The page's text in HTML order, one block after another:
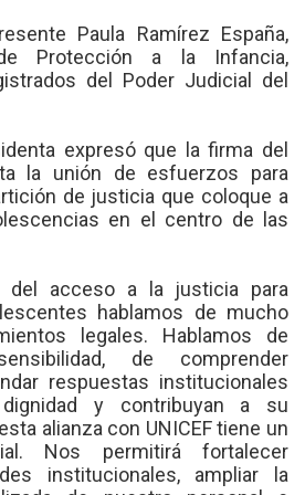
Paula Ramírez España,
Protección a la Infancia,
del Poder Judicial del
expresó que la firma del
la unión de esfuerzos para
de justicia que coloque a
en el centro de las
del acceso a la justicia para
hablamos de mucho
legales. Hablamos de
de comprender
respuestas institucionales
y contribuyan a su
alianza con UNICEF tiene un
Nos permitirá fortalecer
institucionales, ampliar la